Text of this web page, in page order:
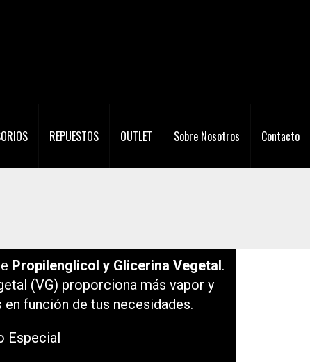
REPUESTOS OUTLET Sobre Nosotros Contacto
Propilenglicol y Glicerina Vegetal.
(VG) proporciona más vapor y
función de tus necesidades.
Especial